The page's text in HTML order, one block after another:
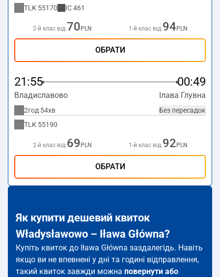
TLK 55170 IC461
2-й клас від:70 PLN 1-й клас від:94 PLN
ОБРАТИ
21:55 00:49
Владиславово Ілава Глувна
Без пересадок
2год 54хв
TLK 55190
2-й клас від:69 PLN 1-й клас від:92 PLN
ОБРАТИ
Як купити дешевий квиток
Władysławowo – Iława Główna?
Купіть квиток до Iława Główna заздалегідь. Навіть
якщо ви не впевнені у дні та годині відправлення,
такий квиток завжди можна повернути або